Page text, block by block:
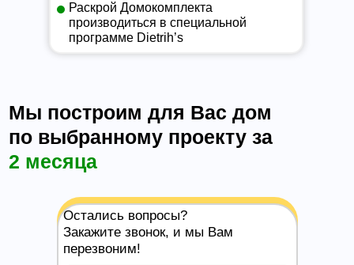
Раскрой Домокомплекта
производиться в специальной
программе Dietrih’s
Остались вопросы?
Закажите звонок, и мы Вам
перезвоним!
Мы построим для Вас дом
по выбранному проекту за
2 месяца